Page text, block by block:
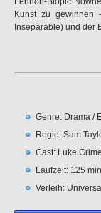
Kunst zu gewinnen
Inseparable) und der
Genre: Drama /
Regie: Sam
Cast: Luke
Laufzeit: 125 min
Verleih: Universal